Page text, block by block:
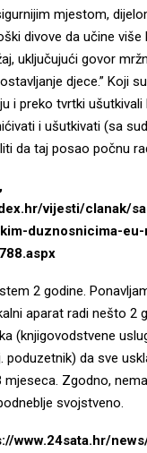
mjestom,
divove da učine više
uključujući govor
djece.” Koji
i preko tvrtki ušutkivali
i ušutkivati (sa
da taj posao počnu
,
vijesti/clanak/
duznosnicima-eu-
2 godine.
aparat radi nešto 2
(knjigovodstvene
poduzetnik) da sve
Zgodno,
svojstveno.
www.24sata.hr/